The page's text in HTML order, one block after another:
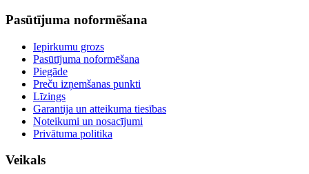
Pasūtījuma noformēšana
Iepirkumu grozs
Pasūtījuma noformēšana
Piegāde
Preču izņemšanas punkti
Līzings
Garantija un atteikuma tiesības
Noteikumi un nosacījumi
Privātuma politika
Veikals